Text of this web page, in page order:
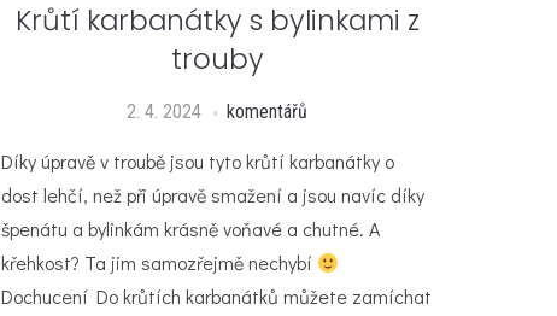
Krůtí karbanátky s bylinkami z
trouby
2. 4. 2024 komentářů
Díky úpravě v troubě jsou tyto krůtí karbanátky o
dost lehčí, než při úpravě smažení a jsou navíc díky
špenátu a bylinkám krásně voňavé a chutné. A
křehkost? Ta jim samozřejmě nechybí
Dochucení Do krůtích karbanátků můžete zamíchat